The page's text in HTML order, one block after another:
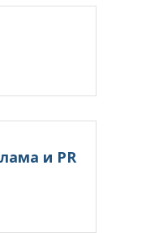
и PR